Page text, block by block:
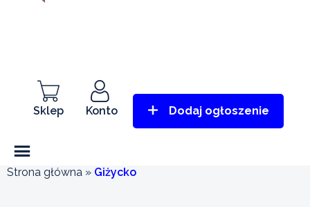
Sklep Konto Dodaj ogłoszenie
Strona główna » Giżycko